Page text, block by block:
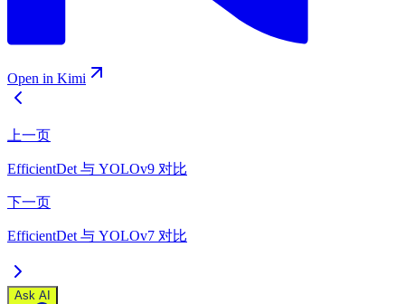
Open in Kimi
上一页
EfficientDet 与 YOLOv9 对比
下一页
EfficientDet 与 YOLOv7 对比
Ask AI